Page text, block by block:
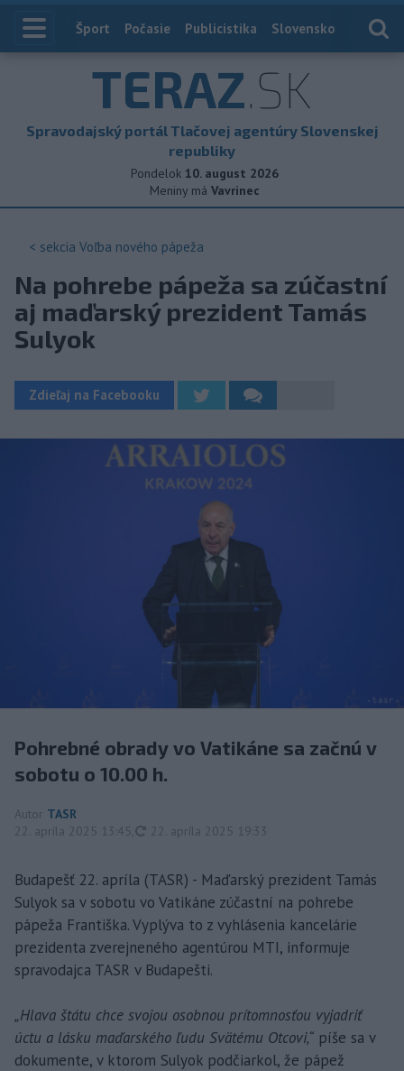
Index
Šport Počasie Publicistika Slovensko
TERAZ.SK
Spravodajský portál Tlačovej agentúry Slovenskej
republiky
Pondelok 10. august 2026
Meniny má Vavrinec
< sekcia Voľba nového pápeža
Na pohrebe pápeža sa zúčastní
aj maďarský prezident Tamás
Sulyok
Zdieľaj na Facebooku
Pohrebné obrady vo Vatikáne sa začnú v
sobotu o 10.00 h.
Autor TASR
22. apríla 2025 13:45
aktualizované
22. apríla 2025 19:33
Budapešť 22. apríla (TASR) - Maďarský prezident Tamás
Sulyok sa v sobotu vo Vatikáne zúčastní na pohrebe
pápeža Františka. Vyplýva to z vyhlásenia kancelárie
prezidenta zverejneného agentúrou MTI, informuje
spravodajca TASR v Budapešti.
„Hlava štátu chce svojou osobnou prítomnosťou vyjadriť
úctu a lásku maďarského ľudu Svätému Otcovi,“ píše sa v
dokumente, v ktorom Sulyok podčiarkol, že pápež